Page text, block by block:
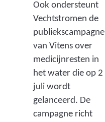
Ook ondersteunt
Vechtstromen de
publiekscampagne
van Vitens over
medicijnresten in
het water die op 2
juli wordt
gelanceerd. De
campagne richt